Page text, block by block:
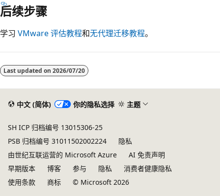
后续步骤
学习 VMware 评估教程和无代理迁移教程。
Last updated on 2026/07/20
中文 (简体) 你的隐私选择 主题
SH ICP 归档编号 13015306-25
PSB 归档编号 31011502002224
隐私
由世纪互联运营的 Microsoft Azure
AI 免责声明
早期版本
博客 参与 隐私
消费者健康隐私
使用条款
商标 © Microsoft 2026